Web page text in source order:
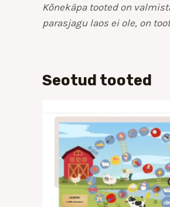
Kõnekäpa tooted on
parasjagu laos ei ole, on
Seotud tooted
kuni